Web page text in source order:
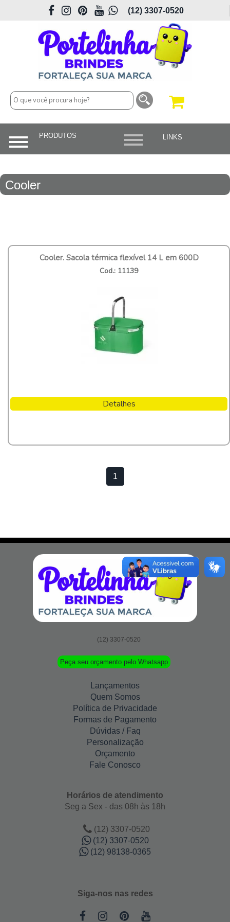
(12) 3307-0520
Cooler
Cooler. Sacola térmica flexível 14 L em 600D
Cod.: 11139
Detalhes
1
(12) 3307-0520
Peça seu orçamento pelo Whatsapp
Lançamentos
Quem Somos
Política de Privacidade
Formas de Pagamento
Dúvidas / Faq
Personalização
Orçamento
Fale Conosco
Horários de atendimento
Seg a Sex - das 08h às 18h
(12) 3307-0520
(12) 3307-0520
(12) 98138-0365
Siga-nos nas redes